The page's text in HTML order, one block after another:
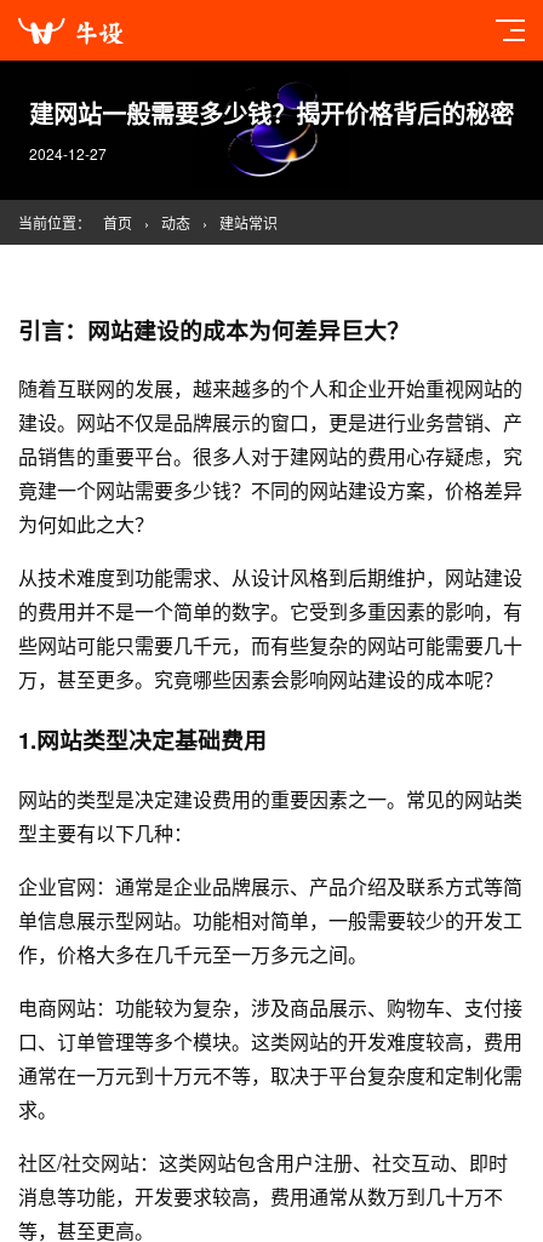
建网站一般需要多少钱？揭开价格背后的秘密
2024-12-27
当前位置： 首页 › 动态 › 建站常识
引言： 网站建设的成本为何差异巨大？
随着互联网的发展，越来越多的个人和企业开始重视网站的
建设。网站不仅是品牌展示的窗口，更是进行业务营销、产
品销售的重要平台。很多人对于建网站的费用心存疑虑，究
竟建一个网站需要多少钱？不同的网站建设方案，价格差异
为何如此之大？
从技术难度到功能需求、从设计风格到后期维护， 网站建设
的费用并不是一个简单的数字。它受到多重因素的影响，有
些网站可能只需要几千元，而有些复杂的网站可能需要几十
万，甚至更多。究竟哪些因素会影响网站建设的成本呢？
1.网站类型决定基础费用
网站的类型是决定建设费用的重要因素之一。常见的网站类
型主要有以下几种：
企业官网：通常是企业品牌展示、产品介绍及联系方式等简
单信息展示型网站。功能相对简单，一般需要较少的开发工
作，价格大多在几千元至一万多元之间。
电商网站：功能较为复杂，涉及商品展示、购物车、支付接
口、订单管理等多个模块。这类网站的开发难度较高，费用
通常在一万元到十万元不等，取决于平台复杂度和定制化需
求。
社区/社交网站：这类网站包含用户注册、社交互动、即时
消息等功能，开发要求较高，费用通常从数万到几十万不
等，甚至更高。